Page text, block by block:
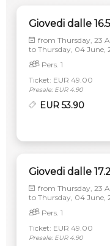
Giovedi dalle
from Thursday, 23
toThursday, 04 June,
Pers. 1
Ticket: EUR 49.00
Presale: EUR 4.90
EUR 53.90
Giovedi dalle
from Thursday, 23
toThursday, 04 June,
Pers. 1
Ticket: EUR 49.00
Presale: EUR 4.90